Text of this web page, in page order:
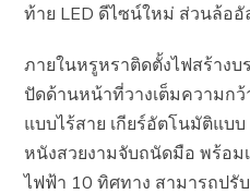
ท้าย LED ดีไซน์ใหม่ ส่วนล้อ
ภายในหรูหราติดตั้งไฟสร้าง
ปัดด้านหน้าที่วางเต็มความก
แบบไร้สาย เกียร์อัตโนมัติแบ
หนังสวยงามจับถนัดมือ พร้อม
ไฟฟ้า 10 ทิศทาง สามารถป